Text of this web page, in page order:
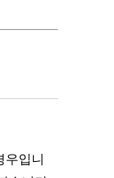
우입니